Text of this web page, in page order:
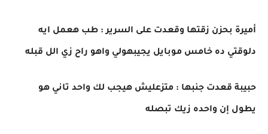
أميرة بحزن زقتها وقعدت على السرير : طب هعمل ايه
دلوقتي ده خامس موبايل يجيبهولي واهو راح زي الل قبله
حبيبة قعدت جنبها : متزعليش هيجب لك واحد تاني هو
يطول إن واحده زيك تبصله